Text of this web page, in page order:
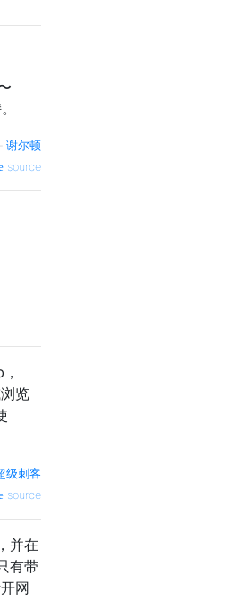
谢尔顿
source
览
级刺客
source
并在
有带
网